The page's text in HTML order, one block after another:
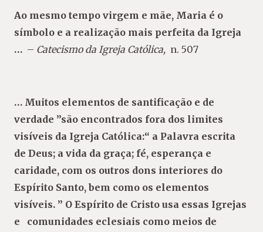
Ao mesmo tempo virgem e mãe, Maria é o
símbolo e a realização mais perfeita da Igreja
… – Catecismo da Igreja Católica, n. 507
… Muitos elementos de santificação e de
verdade ”são encontrados fora dos limites
visíveis da Igreja Católica:“ a Palavra escrita
de Deus; a vida da graça; fé, esperança e
caridade, com os outros dons interiores do
Espírito Santo, bem como os elementos
visíveis. ” O Espírito de Cristo usa essas Igrejas
e comunidades eclesiais como meios de